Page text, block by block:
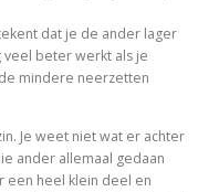
dat je de ander lager
veel beter werkt als je
mindere neerzetten
Je weet niet wat er achter
ander allemaal gedaan
een heel klein deel en